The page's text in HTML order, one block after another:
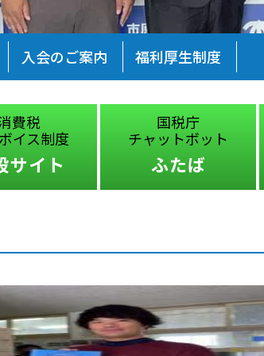
入会のご案内 福利厚生制度
費税
イス制度
サイト
国税庁
チャットボット
ふたば